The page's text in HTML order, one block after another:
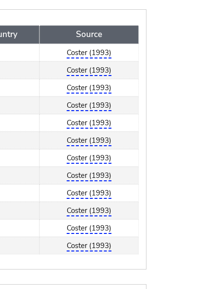
Source
Coster (1993)
Coster (1993)
Coster (1993)
Coster (1993)
Coster (1993)
Coster (1993)
Coster (1993)
Coster (1993)
Coster (1993)
Coster (1993)
Coster (1993)
Coster (1993)